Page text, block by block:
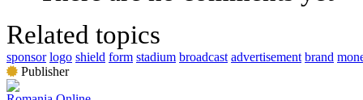
Related topics
sponsor logo shield form stadium broadcast advertisement brand
Publisher